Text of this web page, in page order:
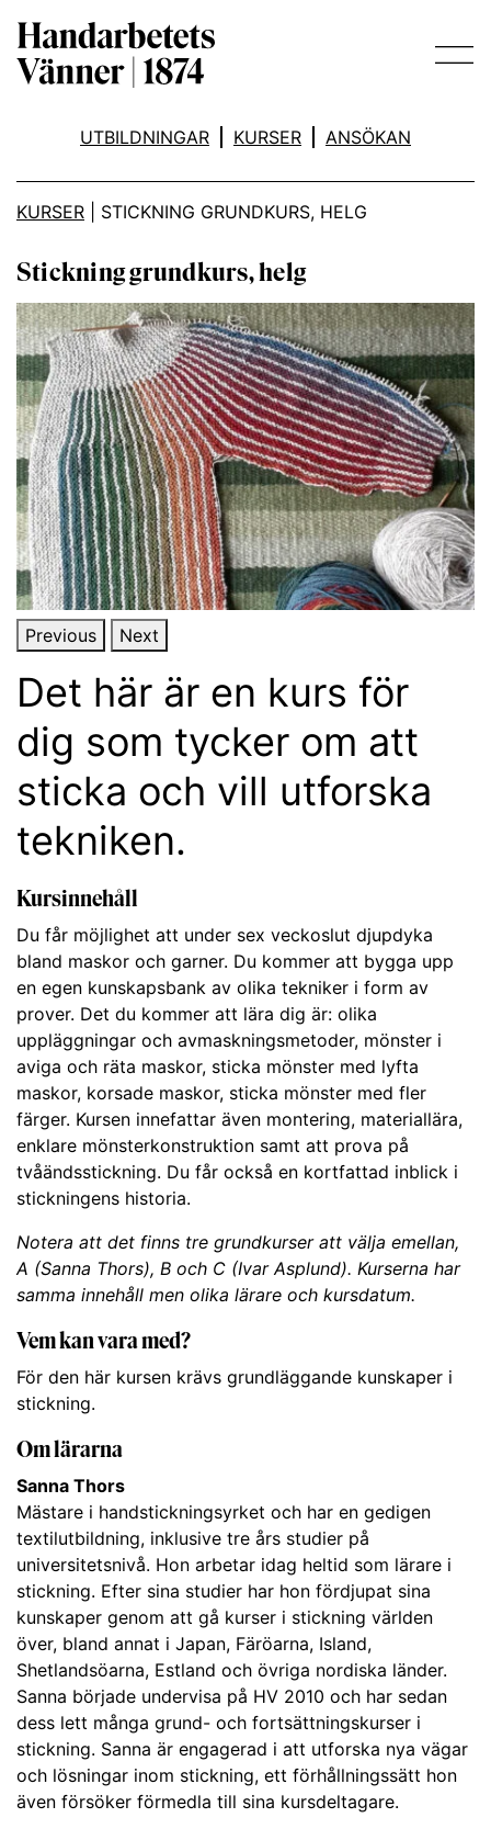
Main Navigation
UTBILDNINGAR KURSER ANSÖKAN
KURSER STICKNING GRUNDKURS, HELG
Stickning grundkurs, helg
Previous Next
Det här är en kurs för
dig som tycker om att
sticka och vill utforska
tekniken.
Kursinnehåll
Du får möjlighet att under sex veckoslut djupdyka
bland maskor och garner. Du kommer att bygga upp
en egen kunskapsbank av olika tekniker i form av
prover. Det du kommer att lära dig är: olika
uppläggningar och avmaskningsmetoder, mönster i
aviga och räta maskor, sticka mönster med lyfta
maskor, korsade maskor, sticka mönster med fler
färger. Kursen innefattar även montering, materiallära,
enklare mönsterkonstruktion samt att prova på
tvåändsstickning. Du får också en kortfattad inblick i
stickningens historia.
Notera att det finns tre grundkurser att välja emellan,
A (Sanna Thors), B och C (Ivar Asplund). Kurserna har
samma innehåll men olika lärare och kursdatum.
Vem kan vara med?
För den här kursen krävs grundläggande kunskaper i
stickning.
Om lärarna
Sanna Thors
Mästare i handstickningsyrket och har en gedigen
textilutbildning, inklusive tre års studier på
universitetsnivå. Hon arbetar idag heltid som lärare i
stickning. Efter sina studier har hon fördjupat sina
kunskaper genom att gå kurser i stickning världen
över, bland annat i Japan, Färöarna, Island,
Shetlandsöarna, Estland och övriga nordiska länder.
Sanna började undervisa på HV 2010 och har sedan
dess lett många grund- och fortsättningskurser i
stickning. Sanna är engagerad i att utforska nya vägar
och lösningar inom stickning, ett förhållningssätt hon
även försöker förmedla till sina kursdeltagare.